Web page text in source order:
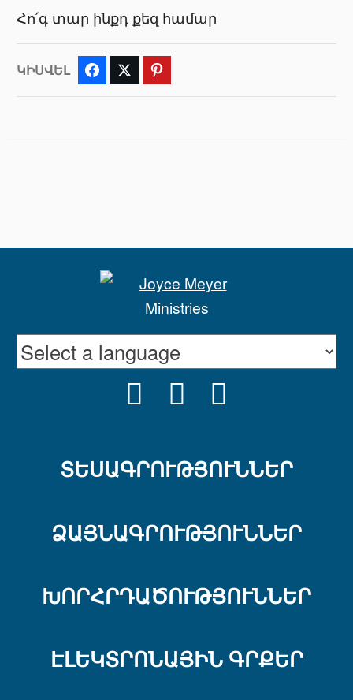
Հո՛գ տար ինքդ քեզ համար
ԿԻՍՎԵԼ FacebookTwitter
FACEBOOK
YOUTUBE
ՏԵՍԱԳՐՈՒԹՅՈՒՆՆԵՐ
ՁԱՅՆԱԳՐՈՒԹՅՈՒՆՆԵՐ
ԽՈՐՀՐԴԱԾՈՒԹՅՈՒՆՆԵՐ
ԷԼԵԿՏՐՈՆԱՅԻՆ ԳՐՔԵՐ